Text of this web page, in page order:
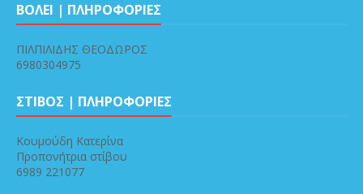
ΒΟΛΕΙ | ΠΛΗΡΟΦΟΡΙΕΣ
ΠΙΛΠΙΛΙΔΗΣ ΘΕΟΔΩΡΟΣ
6980304975
ΣΤΙΒΟΣ | ΠΛΗΡΟΦΟΡΙΕΣ
Κουμούδη Κατερίνα
Προπονήτρια στίβου
6989 221077